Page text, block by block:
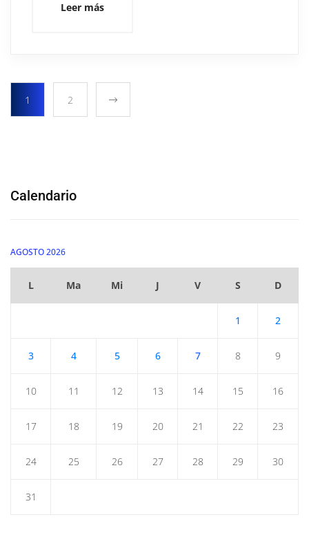
Leer más
1 2
Calendario
AGOSTO 2026
L Ma Mi J V S D
1 2
3 4 5 6 7 8 9
10 11 12 13 14 15 16
17 18 19 20 21 22 23
24 25 26 27 28 29 30
31